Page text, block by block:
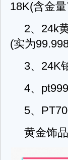
18K(含金
2、24k
(实为
3、24K
4、
5、
黄金饰